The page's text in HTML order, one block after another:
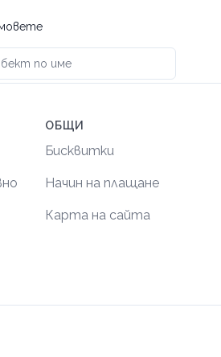
ОБЩИ
Бисквитки
Начин на плащане
Карта на сайта